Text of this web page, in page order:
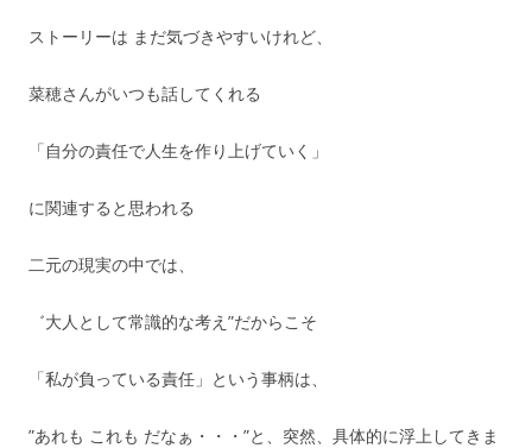
ストーリーは まだ気づきやすいけれど、
菜穂さんがいつも話してくれる
「自分の責任で人生を作り上げていく」
に関連すると思われる
二元の現実の中では、
゛大人として常識的な考え”だからこそ
「私が負っている責任」という事柄は、
”あれも これも だなぁ・・・”と、突然、具体的に浮上してきま